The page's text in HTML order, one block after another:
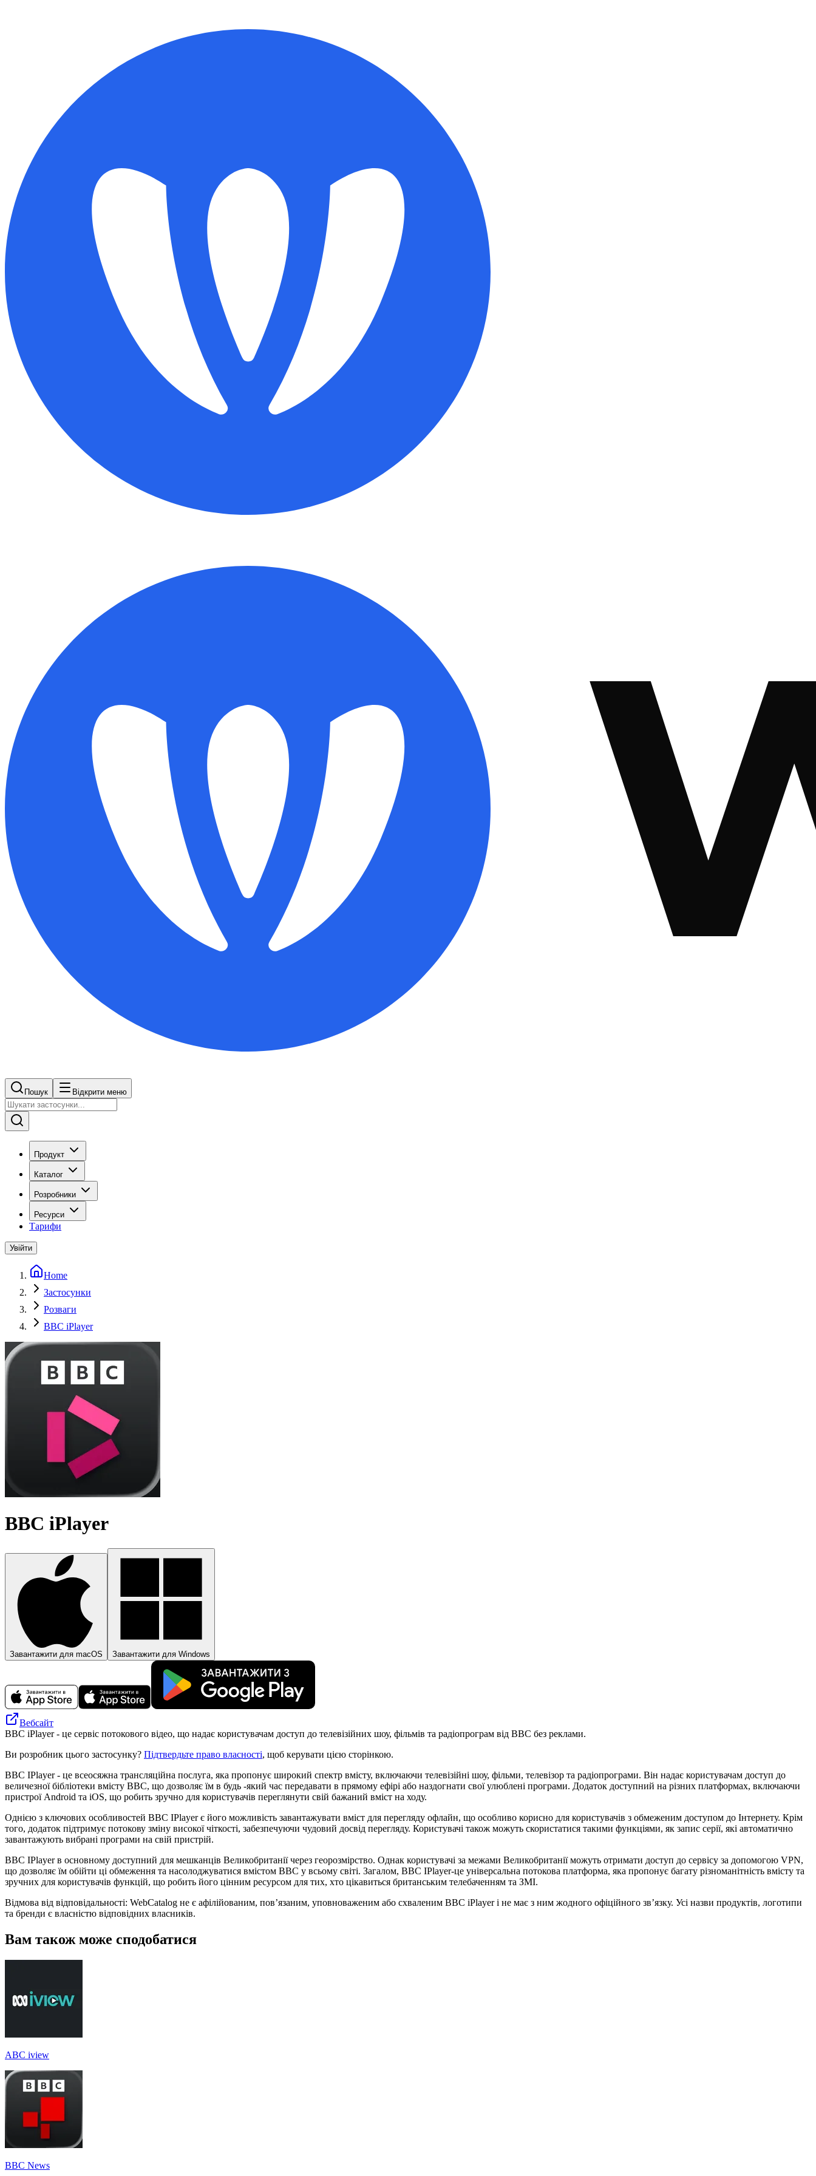
Пошук Відкрити меню
Продукт
Каталог
Розробники
Ресурси
Тарифи
Увійти
Home
Застосунки
Розваги
BBC iPlayer
BBC iPlayer
Завантажити для macOS Завантажити для Windows
Вебсайт
BBC iPlayer - це сервіс потокового відео, що надає користувачам доступ до телевізійних шоу, фільмів та радіопрограм від BBC без реклами.
Ви розробник цього застосунку? Підтвердьте право власності, щоб керувати цією сторінкою.
BBC IPlayer - це всеосяжна трансляційна послуга, яка пропонує широкий спектр вмісту, включаючи телевізійні шоу, фільми, телевізор та радіопрограми. Він надає користувачам доступ до
величезної бібліотеки вмісту BBC, що дозволяє їм в будь -який час передавати в прямому ефірі або наздогнати свої улюблені програми. Додаток доступний на різних платформах, включаючи
пристрої Android та iOS, що робить зручно для користувачів переглянути свій бажаний вміст на ходу.
Однією з ключових особливостей BBC IPlayer є його можливість завантажувати вміст для перегляду офлайн, що особливо корисно для користувачів з обмеженим доступом до Інтернету. Крім
того, додаток підтримує потокову зміну високої чіткості, забезпечуючи чудовий досвід перегляду. Користувачі також можуть скористатися такими функціями, як запис серії, які автоматично
завантажують вибрані програми на свій пристрій.
BBC IPlayer в основному доступний для мешканців Великобританії через георозмірство. Однак користувачі за межами Великобританії можуть отримати доступ до сервісу за допомогою VPN,
що дозволяє їм обійти ці обмеження та насолоджуватися вмістом BBC у всьому світі. Загалом, BBC IPlayer-це універсальна потокова платформа, яка пропонує багату різноманітність вмісту та
зручних для користувачів функцій, що робить його цінним ресурсом для тих, хто цікавиться британським телебаченням та ЗМІ.
Відмова від відповідальності: WebCatalog не є афілійованим, пов’язаним, уповноваженим або схваленим BBC iPlayer і не має з ним жодного офіційного зв’язку. Усі назви продуктів, логотипи
та бренди є власністю відповідних власників.
Вам також може сподобатися
ABC iview
BBC News